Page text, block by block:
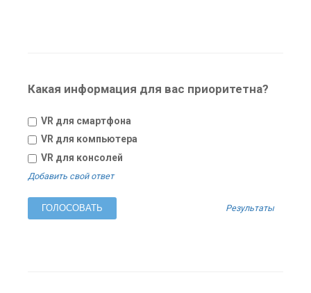
Какая информация для вас приоритетна?
VR для смартфона
VR для компьютера
VR для консолей
Добавить свой ответ
Результаты